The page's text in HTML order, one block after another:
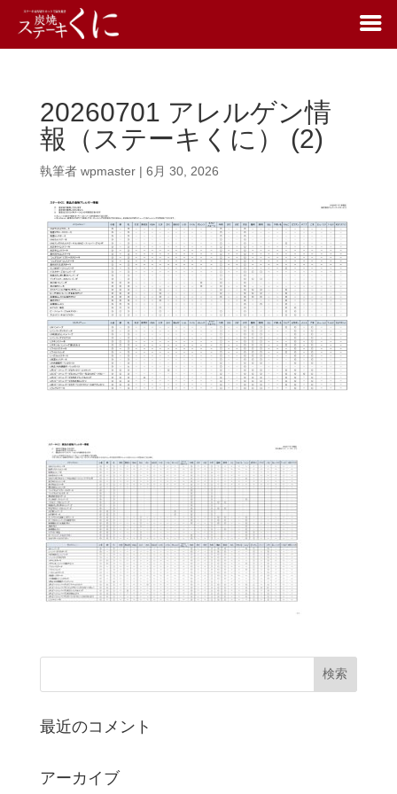
20260701 アレルゲン情
報（ステーキくに） (2)
執筆者 wpmaster| 6月 30, 2026
最近のコメント
アーカイブ